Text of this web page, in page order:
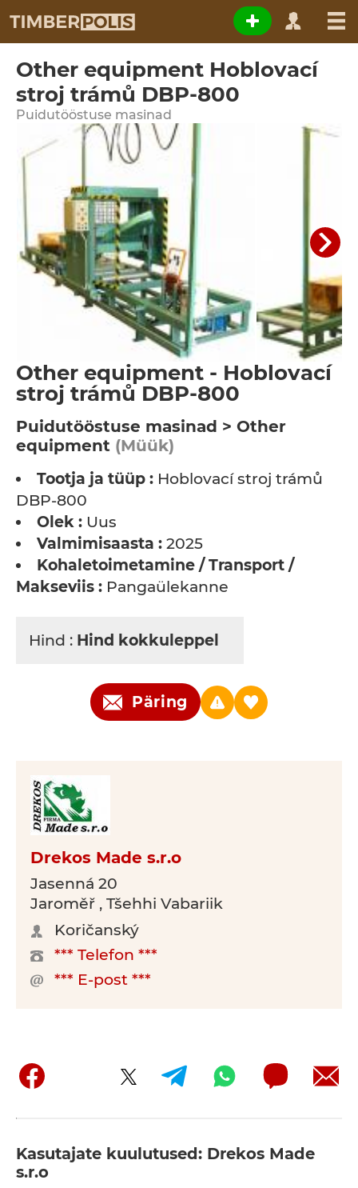
Other equipment Hoblovací
stroj trámů DBP-800
Puidutööstuse masinad
Other equipment - Hoblovací
stroj trámů DBP-800
Puidutööstuse masinad > Other
equipment (Müük)
Tootja ja tüüp : Hoblovací stroj trámů
DBP-800
Olek : Uus
Valmimisaasta : 2025
Kohaletoimetamine / Transport /
Makseviis : Pangaülekanne
Hind : Hind kokkuleppel
Päring
Drekos Made s.r.o
Jasenná 20
Jaroměř , Tšehhi Vabariik
Koričanský
*** Telefon ***
*** E-post ***
Kasutajate kuulutused: Drekos Made
s.r.o